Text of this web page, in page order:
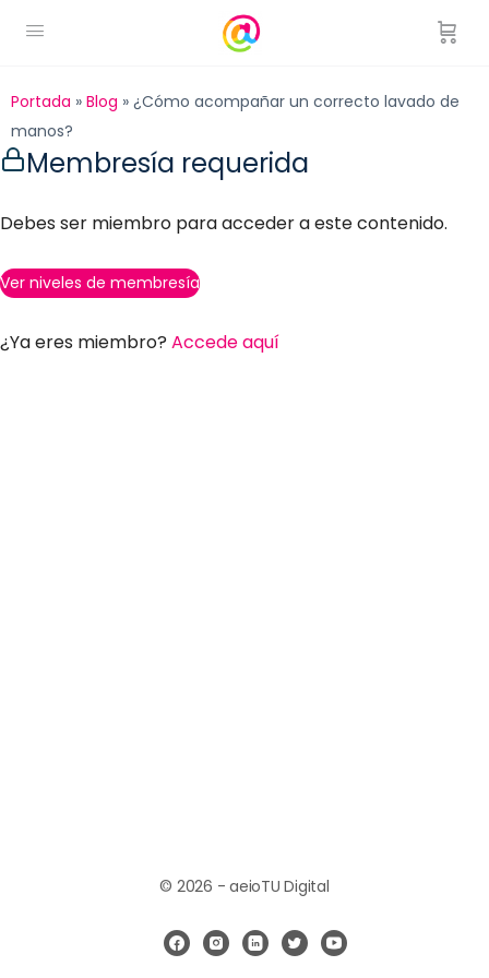
Portada » Blog » ¿Cómo acompañar un correcto lavado de
manos?
Membresía requerida
Debes ser miembro para acceder a este contenido.
Ver niveles de membresía
¿Ya eres miembro? Accede aquí
© 2026 - aeioTU Digital